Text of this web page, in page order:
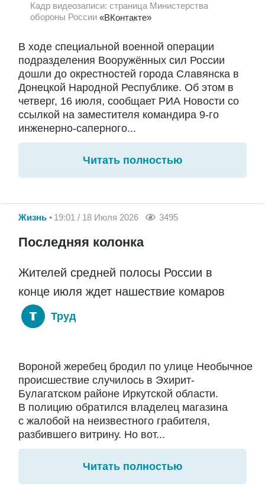
Кадр видеозаписи: страница Министерства
обороны России «ВКонтакте»
В ходе специальной военной операции
подразделения Вооружённых сил России
дошли до окрестностей города Славянска в
Донецкой Народной Республике. Об этом в
четверг, 16 июля, сообщает РИА Новости со
ссылкой на заместителя командира 9-го
инженерно-саперного...
Читать полностью
Жизнь 19:01 / 18 Июля 2026 3495
Последняя колонка
Жителей средней полосы России в
конце июля ждет нашествие комаров
Труд
Вороной жеребец бродил по улице Необычное
происшествие случилось в Эхирит-
Булагатском районе Иркутской области.
В полицию обратился владелец магазина
с жалобой на неизвестного грабителя,
разбившего витрину. Но вот...
Читать полностью